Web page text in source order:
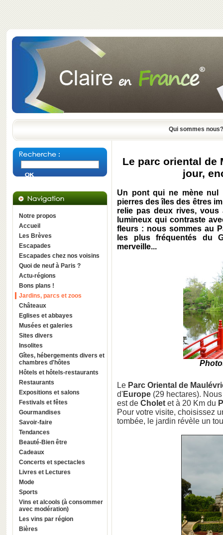
Qui sommes nous?
Notre propos
Accueil
Les Brèves
Escapades
Escapades chez nos voisins
Quoi de neuf à Paris ?
Actu-régions
Bons plans !
Jardins, parcs et zoos
Châteaux
Eglises et abbayes
Musées et galeries
Sites divers
Insolites
Gîtes, hébergements divers et
chambres d'hôtes
Hôtels et hôtels-restaurants
Restaurants
Expositions et salons
Festivals et fêtes
Gourmandises
Savoir-faire
Tendances
Beauté-Bien être
Cadeaux
Concerts et spectacles
Livres et Lectures
Mode
Sports
Vins et alcools (à consommer
avec modération)
Les vins par région
Bières
Le parc oriental de
jour,
Un pont qui ne mène nul
pierres des îles des êtres
relie pas deux rives,
lumineux qui contraste
fleurs : nous sommes au
les plus fréquentés du
merveille...
Le Parc Oriental de
d'Europe (29 hectares).
est de Cholet et à 20 Km du
Pour votre visite, choisissez
tombée, le jardin révèle un